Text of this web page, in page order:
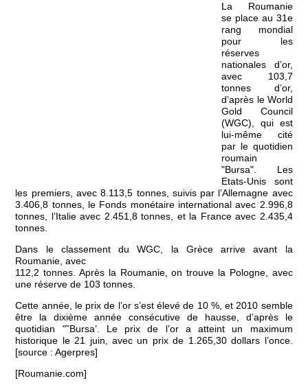
La Roumanie
se place au 31e
rang mondial
pour les
réserves
nationales d’or,
avec 103,7
tonnes d’or,
d’après le World
Gold Council
(WGC), qui est
lui-même cité
par le quotidien
roumain
"Bursa". Les
Etats-Unis sont
les premiers, avec 8.113,5 tonnes, suivis par l’Allemagne avec
3.406,8 tonnes, le Fonds monétaire international avec 2.996,8
tonnes, l’Italie avec 2.451,8 tonnes, et la France avec 2.435,4
tonnes.
Dans le classement du WGC, la Grèce arrive avant la
Roumanie, avec
112,2 tonnes. Après la Roumanie, on trouve la Pologne, avec
une réserve de 103 tonnes.
Cette année, le prix de l’or s’est élevé de 10 %, et 2010 semble
être la dixième année consécutive de hausse, d’après le
quotidian "˜Bursa’. Le prix de l’or a atteint un maximum
historique le 21 juin, avec un prix de 1.265,30 dollars l’once.
[source : Agerpres]
[Roumanie.com]